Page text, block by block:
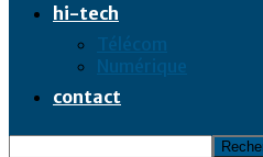
hi-tech
Télécom
Numérique
contact